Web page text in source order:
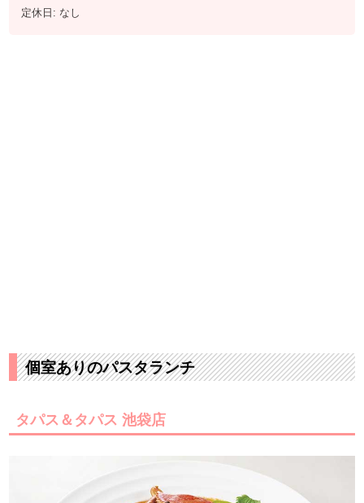
定休日: なし
個室ありのパスタランチ
タパス＆タパス 池袋店